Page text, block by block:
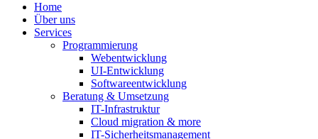
Home
Über uns
Services
Programmierung
Webentwicklung
UI-Entwicklung
Softwareentwicklung
Beratung & Umsetzung
IT-Infrastruktur
Cloud migration & more
IT-Sicherheitsmanagement